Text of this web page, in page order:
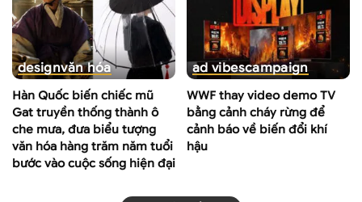
designvăn hóa
Hàn Quốc biến chiếc mũ
Gat truyền thống thành ô
che mưa, đưa biểu tượng
văn hóa hàng trăm năm tuổi
bước vào cuộc sống hiện đại
ad vibescampaign
WWF thay video demo TV
bằng cảnh cháy rừng để
cảnh báo về biến đổi khí
hậu